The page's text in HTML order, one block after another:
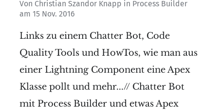
Von Christian Szandor Knapp in Process Builder
am 15 Nov. 2016
Links zu einem Chatter Bot, Code
Quality Tools und HowTos, wie man aus
einer Lightning Component eine Apex
Klasse pollt und mehr...// Chatter Bot
mit Process Builder und etwas Apex